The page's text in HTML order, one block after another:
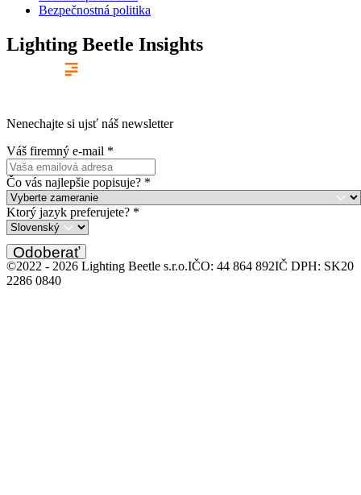
Bezpečnostná politika
Lighting Beetle Insights
Nenechajte si ujsť náš newsletter
Váš firemný e-mail *
Čo vás najlepšie popisuje? *
Ktorý jazyk preferujete? *
Odoberať
©2022 - 2026 Lighting Beetle s.r.o.IČO: 44 864 892IČ DPH: SK20
2286 0840